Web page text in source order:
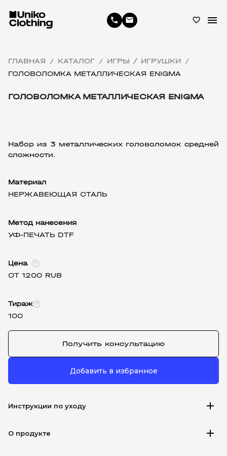
phone email favorite_border menu
ГЛАВНАЯ / КАТАЛОГ / ИГРЫ / ИГРУШКИ /
ГОЛОВОЛОМКА МЕТАЛЛИЧЕСКАЯ ENIGMA
ГОЛОВОЛОМКА МЕТАЛЛИЧЕСКАЯ ENIGMA
Набор из 3 металлических головоломок средней
сложности.
Материал
НЕРЖАВЕЮЩАЯ СТАЛЬ
Метод нанесения
УФ-ПЕЧАТЬ DTF
Цена
ОТ 1200 RUB
Тираж
100
Получить консультацию
Добавить в избранное
Инструкции по уходу add
О продукте add